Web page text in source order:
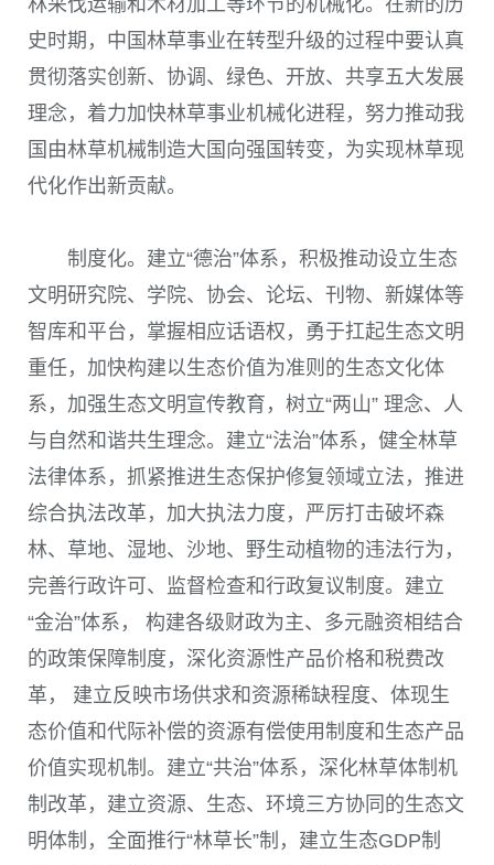
史时期，中国林草事业在转型升级的过程中要认真
贯彻落实创新、协调、绿色、开放、共享五大发展
理念，着力加快林草事业机械化进程，努力推动我
国由林草机械制造大国向强国转变，为实现林草现
代化作出新贡献。
制度化。建立“德治”体系，积极推动设立生态
文明研究院、学院、协会、论坛、刊物、新媒体等
智库和平台，掌握相应话语权，勇于扛起生态文明
重任，加快构建以生态价值为准则的生态文化体
系，加强生态文明宣传教育，树立“两山” 理念、人
与自然和谐共生理念。建立“法治”体系，健全林草
法律体系，抓紧推进生态保护修复领域立法，推进
综合执法改革，加大执法力度，严厉打击破坏森
林、草地、湿地、沙地、野生动植物的违法行为，
完善行政许可、监督检查和行政复议制度。建立
“金治”体系， 构建各级财政为主、多元融资相结合
的政策保障制度，深化资源性产品价格和税费改
革， 建立反映市场供求和资源稀缺程度、体现生
态价值和代际补偿的资源有偿使用制度和生态产品
价值实现机制。建立“共治”体系，深化林草体制机
制改革，建立资源、生态、环境三方协同的生态文
明体制，全面推行“林草长”制，建立生态GDP制